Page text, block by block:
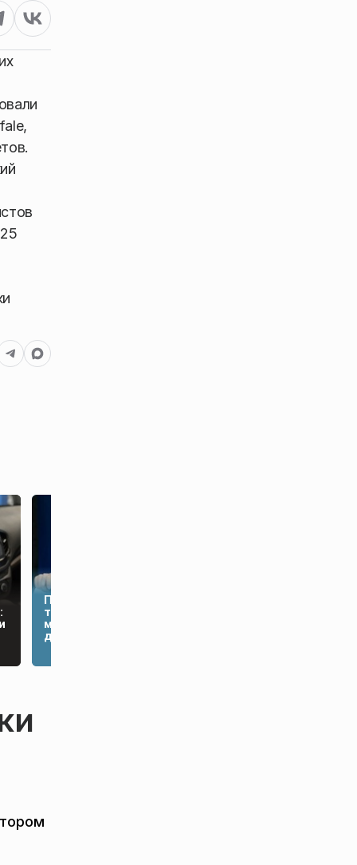
Пашинян хочет
требовать от РФ
миллиарды за ж/д-
дорогу